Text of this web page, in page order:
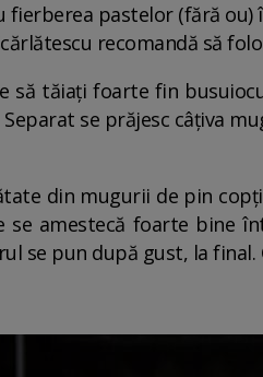
fierberea pastelor (fără ou)
recomandă să
să tăiați foarte fin
Separat se prăjesc câțiva
din mugurii de pin
se amestecă foarte bine
se pun după gust, la